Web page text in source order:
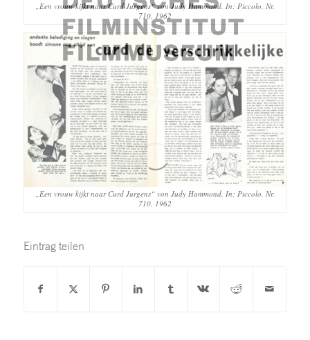
„Een vrouw kijkt naar Curd Jurgens“ von Judy Hammond. In: Piccolo, Nr.
710, 1962
„Een vrouw kijkt naar Curd Jurgens“ von Judy Hammond. In: Piccolo, Nr.
710, 1962
Eintrag teilen